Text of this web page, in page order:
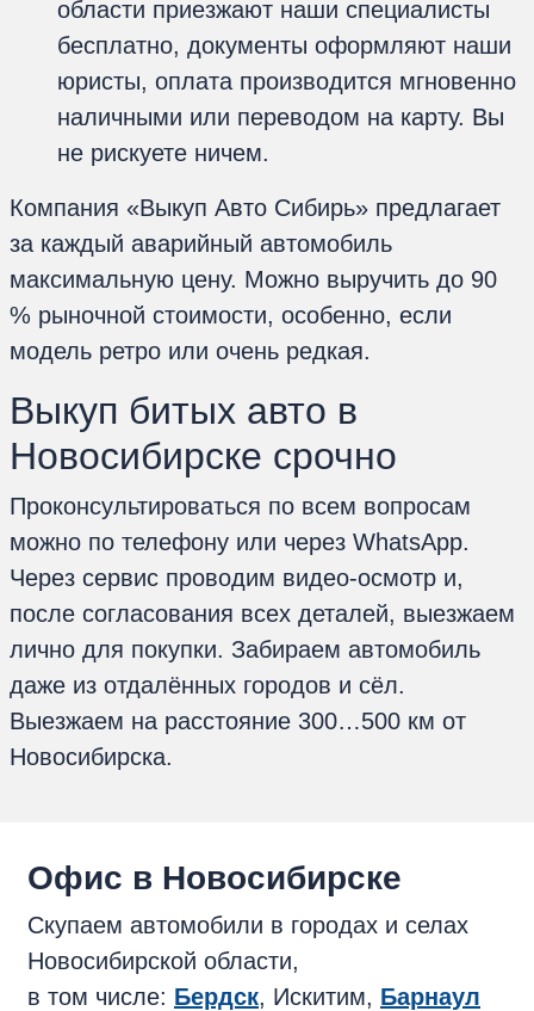
области приезжают наши специалисты
бесплатно, документы оформляют наши
юристы, оплата производится мгновенно
наличными или переводом на карту. Вы
не рискуете ничем.
Компания «Выкуп Авто Сибирь» предлагает
за каждый аварийный автомобиль
максимальную цену. Можно выручить до 90
% рыночной стоимости, особенно, если
модель ретро или очень редкая.
Выкуп битых авто в
Новосибирске срочно
Проконсультироваться по всем вопросам
можно по телефону или через WhatsApp.
Через сервис проводим видео-осмотр и,
после согласования всех деталей, выезжаем
лично для покупки. Забираем автомобиль
даже из отдалённых городов и сёл.
Выезжаем на расстояние 300…500 км от
Новосибирска.
Oфис в Новосибирске
Скупаем автомобили в городах и селах
Новосибирской области,
в том числе: Бердск, Искитим, Барнаул